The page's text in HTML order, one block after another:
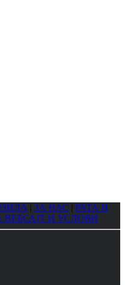
| ЗА НАС | РАТА И
ВЕБСАЈТ И УСЛОВИ